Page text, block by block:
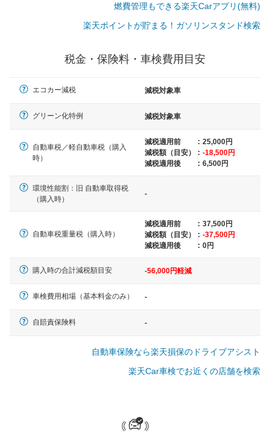
一般的な車体のサイズの目安
大型車
クラウン、アルファード、フォレ
スター、ハイエースワゴン、デリ
燃費管理もできる楽天Carアプリ(無料)
楽天ポイントが貯まる！ガソリンスタンド検索
税金・保険料・車検費用目安
エコカー減税 減税対象車
グリーン化特例 減税対象車
自動車税／軽自動車税（購入
時）
減税適用前 : 25,000円
減税額（目安）
: -18,500円
減税適用後
: 6,500円
環境性能割：旧 自動車取得税
（購入時）
-
自動車税重量税（購入時）
減税適用前 : 37,500円
減税額（目安）
: -37,500円
減税適用後
: 0円
購入時の合計減税額目安 -56,000円軽減
車検費用相場（基本料金のみ） -
自賠責保険料 -
自動車保険なら楽天損保のドライブアシスト
楽天Car車検でお近くの店舗を検索